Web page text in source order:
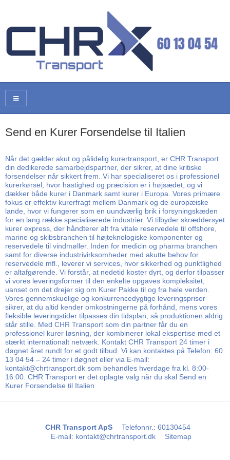
Send en Kurer Forsendelse til Italien
Når det gælder akut og pålidelig kurertransport, er CHR Transport
din dedikerede samarbejdspartner, der sikrer, at dine kritiske
forsendelser når sikkert frem. Vi har specialiseret os i professionel
kurerkørsel, hvor hastighed og præcision er i højsædet, og vi
dækker både kurer i Danmark samt kurer i Europa. Vores primære
fokus er effektiv kurerfragt mellem Danmark og de europæiske
lande, hvor vi fungerer som en uundværlig brik i forsyningskæden
for en lang række specialiserede industrier. Vi tilbyder skræddersyet
kurer express, der håndterer alt fra vitale reservedele til offshore,
marine og skibsbranchen til højteknologiske komponenter og
reservedele til vindmøller. Inden for medicin og pharma branchen
samt for diverse industrivirksomheder med akutte behov for
reservedele mfl., leverer vi services, hvor sikkerhed og punktlighed
er altafgørende. Vi forstår, at nedetid koster dyrt, og derfor tilpasser
vi vores leveringsformer til den enkelte opgaves kompleksitet,
uanset om det drejer sig om Kurer Pakke til og fra hele verden.
Vores gennemskuelige og konkurrencedygtige leveringspriser
sikrer, at du altid kender omkostningerne på forhånd, mens vores
fleksible leveringstider tilpasses din tidsplan, så produktionen aldrig
står stille. Med CHR Transport som din partner får du en
professionel kurer løsning, der kombinerer lokal ekspertise med et
stærkt internationalt netværk. Kontakt CHR Transport 24 timer i
døgnet året rundt for et godt tilbud. Vi kan kontaktes på Telefon: 60
13 04 54 – 24 timer i døgnet eller via E-mail:
kontakt@chrtransport.dk som behandles hverdage fra kl. 8:00-
16:00. CHR Transport er det oplagte valg når du skal Send en
Kurer Forsendelse til Italien
CHR Transport ApS Telefonnr.: 60130454
E-mail: kontakt@chrtransport.dk Sitemap